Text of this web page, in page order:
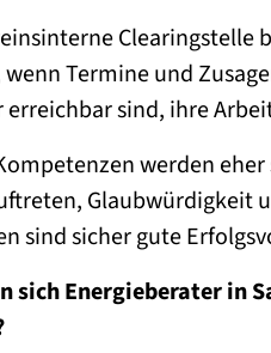
Clearingstelle
Termine und
sind, ihre
werden
Glaubwürdigkeit
sind sicher gute
sich Energieberater in